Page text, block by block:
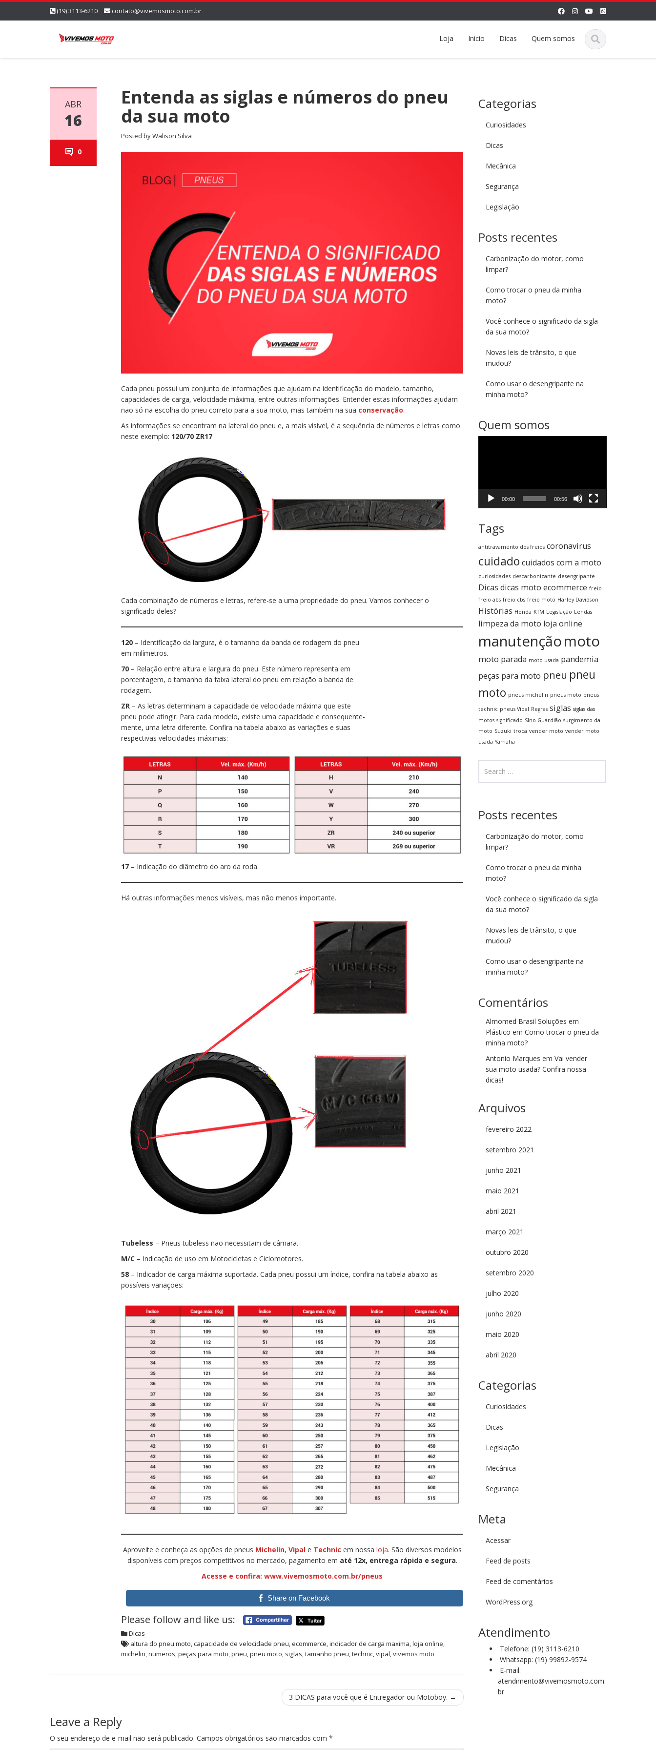
(19) 3113-6210 contato@vivemosmoto.com.br
Loja Início Dicas Quem somos
ABR
16
0
Entenda as siglas e números do pneu
da sua moto
Posted byWalison Silva
Cada pneu possui um conjunto de informações que ajudam na identificação do modelo, tamanho,
capacidades de carga, velocidade máxima, entre outras informações. Entender estas informações ajudam
não só na escolha do pneu correto para a sua moto, mas também na sua conservação.
As informações se encontram na lateral do pneu e, a mais visível, é a sequência de números e letras como
neste exemplo: 120/70 ZR17
Cada combinação de números e letras, refere-se a uma propriedade do pneu. Vamos conhecer o
significado deles?
120 – Identificação da largura, é o tamanho da banda de rodagem do pneu
em milímetros.
70 – Relação entre altura e largura do pneu. Este número representa em
porcentagem, o tamanho da faixa lateral do pneu em relação a banda de
rodagem.
ZR – As letras determinam a capacidade de velocidade máxima que este
pneu pode atingir. Para cada modelo, existe uma capacidade e consequente-
mente, uma letra diferente. Confira na tabela abaixo as variações e suas
respectivas velocidades máximas:
17 – Indicação do diâmetro do aro da roda.
Há outras informações menos visíveis, mas não menos importante.
Tubeless – Pneus tubeless não necessitam de câmara.
M/C – Indicação de uso em Motocicletas e Ciclomotores.
58 – Indicador de carga máxima suportada. Cada pneu possui um índice, confira na tabela abaixo as
possíveis variações:
Aproveite e conheça as opções de pneus Michelin, Vipale Technic em nossa loja. São diversos modelos
disponíveis com preços competitivos no mercado, pagamento em até 12x, entrega rápida e segura.
Acesse e confira:www.vivemosmoto.com.br/pneus
Share on Facebook
Please follow and like us:
Dicas
altura do pneu moto,capacidade de velocidade pneu,ecommerce,indicador de carga maxima,loja online,
michelin,numeros,peças para moto,pneu,pneu moto, siglas,tamanho pneu,technic,vipal,vivemos moto
navigation
3 DICAS para você que é Entregador ou Motoboy. →
Leave a Reply
O seu endereço de e-mail não será publicado. Campos obrigatórios são marcados com *
Categorias
Curiosidades
Dicas
Mecânica
Segurança
Legislação
Posts recentes
Carbonização do motor, como
limpar?
Como trocar o pneu da minha
moto?
Você conhece o significado da sigla
da sua moto?
Novas leis de trânsito, o que
mudou?
Como usar o desengripante na
minha moto?
Quem somos
00:00 00:56
Tags
antitravamento dos freios coronavirus
cuidado cuidados com a moto
curiosidades descarbonizante desengripante
Dicas dicas moto ecommerce freio
freio abs freio cbs freio moto Harley Davidson
Histórias Honda KTM Legislação Lendas
limpeza da moto loja online
manutençãomoto
moto parada moto usada pandemia
peças para moto pneu pneu
moto pneus michelin pneus moto pneus
technic pneus Vipal Regras siglas siglas das
motos significado SIno Guardião surgimento da
moto Suzuki troca vender moto vender moto
usada Yamaha
Posts recentes
Carbonização do motor, como
limpar?
Como trocar o pneu da minha
moto?
Você conhece o significado da sigla
da sua moto?
Novas leis de trânsito, o que
mudou?
Como usar o desengripante na
minha moto?
Comentários
Almomed Brasil Soluções em
Plástico em Como trocar o pneu da
minha moto?
Antonio Marques em Vai vender
sua moto usada? Confira nossa
dicas!
Arquivos
fevereiro 2022
setembro 2021
junho 2021
maio 2021
abril 2021
março 2021
outubro 2020
setembro 2020
julho 2020
junho 2020
maio 2020
abril 2020
Categorias
Curiosidades
Dicas
Legislação
Mecânica
Segurança
Meta
Acessar
Feed de posts
Feed de comentários
WordPress.org
Atendimento
Telefone: (19) 3113-6210
Whatsapp: (19) 99892-9574
E-mail:
atendimento@vivemosmoto.com.
br